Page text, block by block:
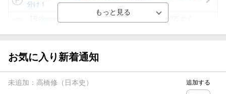
分け！
が当たる！
楽天モバイル紹介キャンペーンの拡散で300円OFFクーポン
お気に入り新着通知
未追加： 高橋修（日本史） 追加する